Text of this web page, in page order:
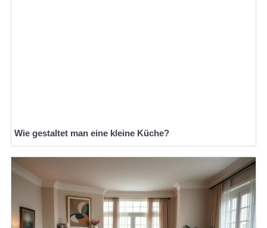
Wie gestaltet man eine kleine Küche?